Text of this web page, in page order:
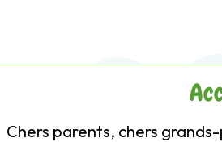
Chers parents, chers